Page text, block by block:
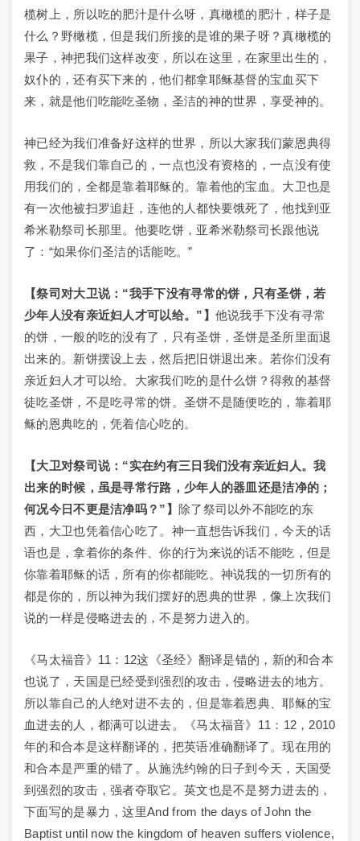
榄树上，所以吃的肥汁是什么呀，真橄榄的肥汁，样子是
什么？野橄榄，但是我们所接的是谁的果子呀？真橄榄的
果子，神把我们这样改变，所以在这里，在家里出生的，
奴仆的，还有买下来的，他们都拿耶稣基督的宝血买下
来，就是他们吃能吃圣物，圣洁的神的世界，享受神的。
神已经为我们准备好这样的世界，所以大家我们蒙恩典得
救，不是我们靠自己的，一点也没有资格的，一点没有使
用我们的，全都是靠着耶稣的。靠着他的宝血。大卫也是
有一次他被扫罗追赶，连他的人都快要饿死了，他找到亚
希米勒祭司长那里。他要吃饼，亚希米勒祭司长跟他说
了：“如果你们圣洁的话能吃。”
【祭司对大卫说：“我手下没有寻常的饼，只有圣饼，若
少年人没有亲近妇人才可以给。”】 他说我手下没有寻常
的饼，一般的吃的没有了，只有圣饼，圣饼是圣所里面退
出来的。新饼摆设上去，然后把旧饼退出来。若你们没有
亲近妇人才可以给。大家我们吃的是什么饼？得救的基督
徒吃圣饼，不是吃寻常的饼。圣饼不是随便吃的，靠着耶
稣的恩典吃的，凭着信心吃的。
【大卫对祭司说：“实在约有三日我们没有亲近妇人。我
出来的时候，虽是寻常行路，少年人的器皿还是洁净的；
何况今日不更是洁净吗？”】 除了祭司以外不能吃的东
西，大卫也凭着信心吃了。神一直想告诉我们，今天的话
语也是，拿着你的条件、你的行为来说的话不能吃，但是
你靠着耶稣的话，所有的你都能吃。神说我的一切所有的
都是你的，所以神为我们摆好的恩典的世界，像上次我们
说的一样是侵略进去的，不是努力进入的。
《马太福音》11：12这《圣经》翻译是错的，新的和合本
也说了，天国是已经受到强烈的攻击，侵略进去的地方。
所以靠自己的人绝对进不去的，但是靠着恩典、耶稣的宝
血进去的人，都满可以进去。《马太福音》11：12，2010
年的和合本是这样翻译的，把英语准确翻译了。现在用的
和合本是严重的错了。从施洗约翰的日子到今天，天国受
到强烈的攻击，强者夺取它。英文也是不是努力进去的，
下面写的是暴力，这里And from the days of John the
Baptist until now the kingdom of heaven suffers violence,